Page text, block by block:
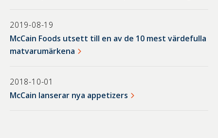
2019-08-19
McCain Foods utsett till en av de 10 mest värdefulla
matvarumärkena
2018-10-01
McCain lanserar nya appetizers